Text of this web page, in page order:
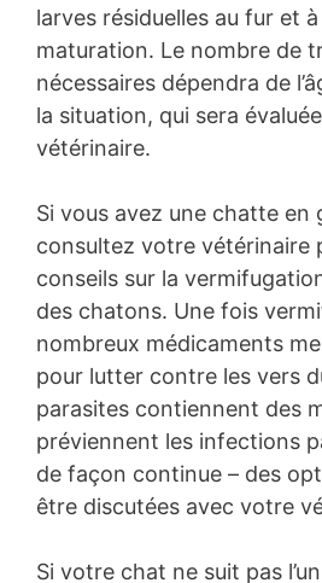
larves résiduelles au fur et
maturation. Le nombre de
nécessaires dépendra de
la situation, qui sera
vétérinaire.
Si vous avez une chatte en
consultez votre vétérinaire
conseils sur la
des chatons. Une fois
nombreux médicaments
pour lutter contre les vers
parasites contiennent des
préviennent les infections
de façon continue – des
être discutées avec votre
Si votre chat ne suit pas